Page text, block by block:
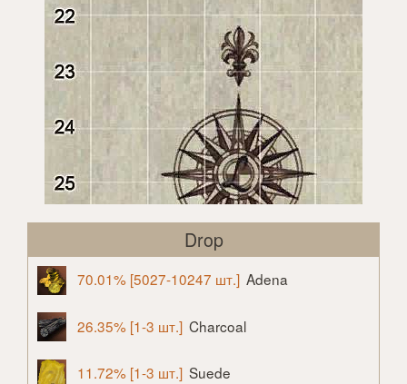
Drop
70.01% [5027-10247 шт.] Adena
26.35% [1-3 шт.] Charcoal
11.72% [1-3 шт.] Suede